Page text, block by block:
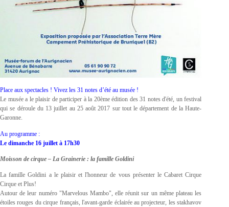
Place aux spectacles ! Vivez les 31 notes d’été au musée !
Le musée a le plaisir de participer à la 20ème édition des 31 notes d'été, un festival
qui se déroule du 13 juillet au 25 août 2017 sur tout le département de la Haute-
Garonne.
Au programme :
Le dimanche 16 juillet à 17h30
Moisson de cirque – La Grainerie : la famille Goldini
La famille Goldini a le plaisir et l'honneur de vous présenter le Cabaret Cirque
Cirque et Plus!
Autour de leur numéro "Marvelous Mambo", elle réunit sur un même plateau les
étoiles rouges du cirque français, l'avant-garde éclairée au projecteur, les stakhavov